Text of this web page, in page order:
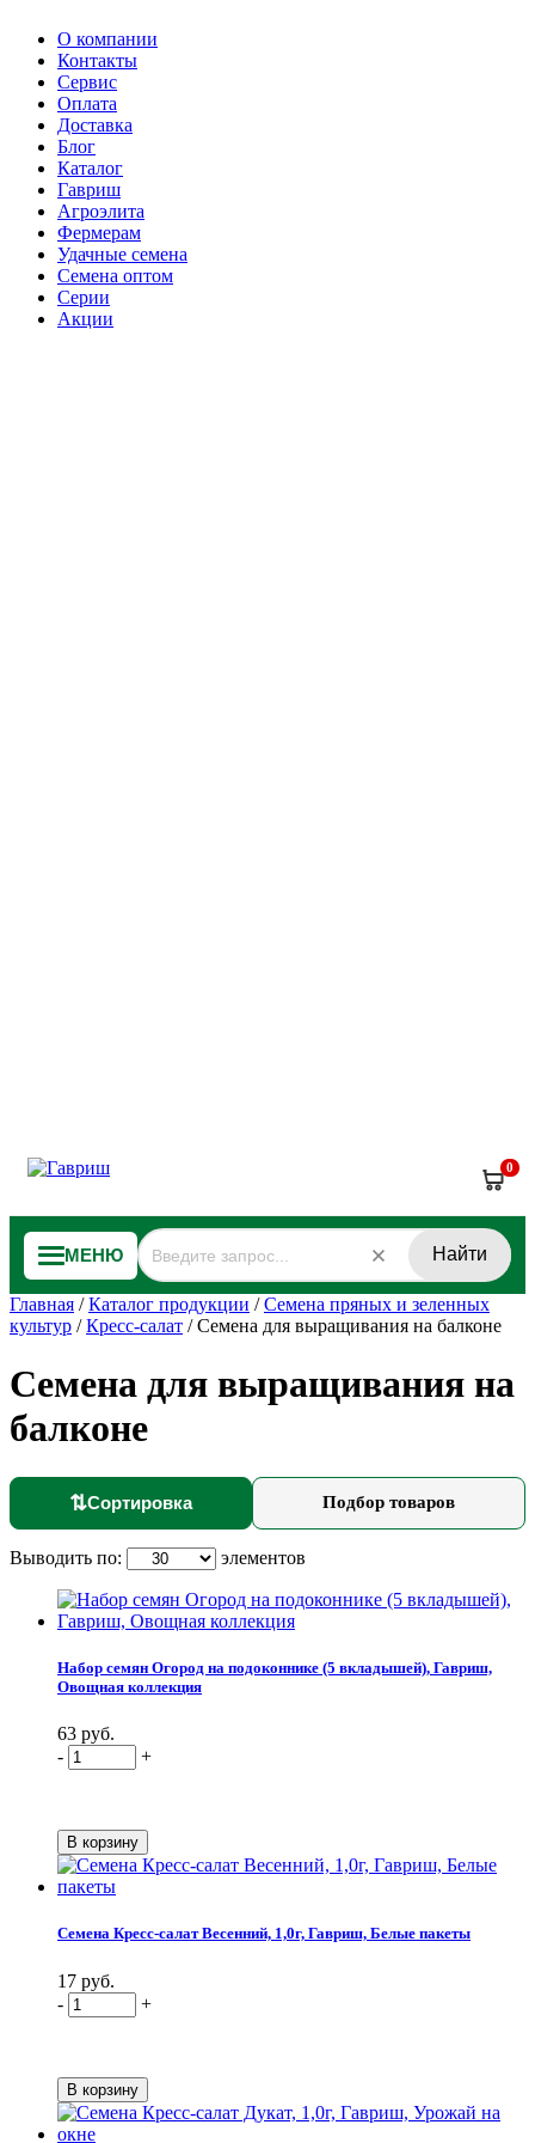
О компании
Контакты
Сервис
Оплата
Доставка
Блог
Каталог
Гавриш
Агроэлита
Фермерам
Удачные семена
Семена оптом
Серии
Акции
0
МЕНЮ Найти
Главная /Каталог продукции /Семена пряных и зеленных
культур /Кресс-салат /Семена для выращивания на балконе
Семена для выращивания на
балконе
⇅Сортировка Подбор товаров
Выводить по: элементов
Набор семян Огород на подоконнике (5 вкладышей), Гавриш,
Овощная коллекция
63 руб.
-
+
Семена Кресс-салат Весенний, 1,0г, Гавриш, Белые пакеты
17 руб.
-
+